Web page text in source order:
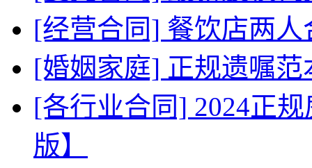
[经营合同] 餐饮店两
[婚姻家庭] 正规遗嘱范
[各行业合同] 2024正
版】